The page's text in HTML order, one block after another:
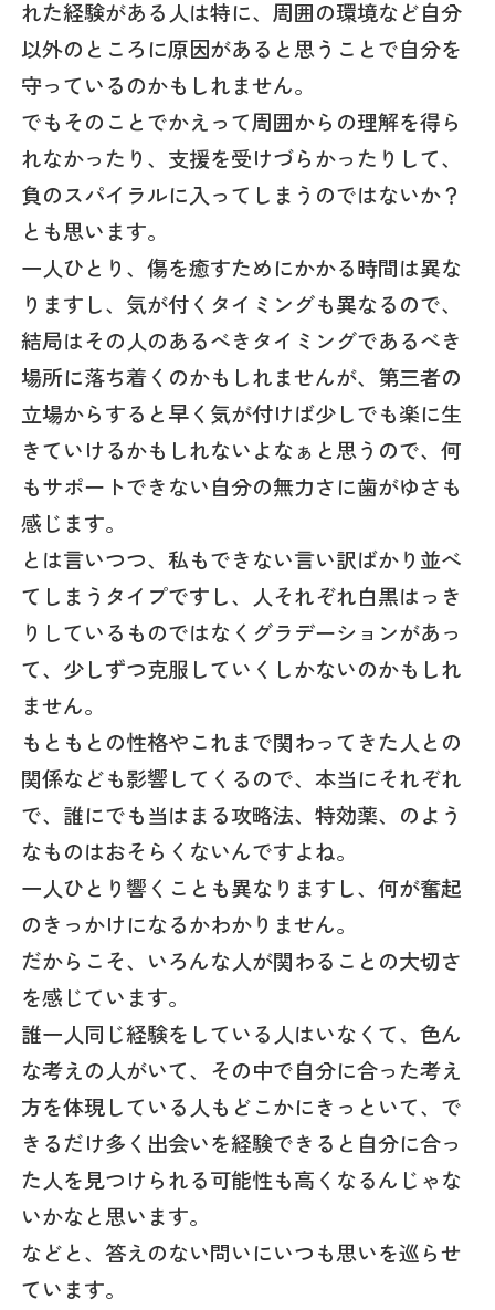
れた経験がある人は特に、周囲の環境など自分
以外のところに原因があると思うことで自分を
守っているのかもしれません。
でもそのことでかえって周囲からの理解を得ら
れなかったり、支援を受けづらかったりして、
負のスパイラルに入ってしまうのではないか？
とも思います。
一人ひとり、傷を癒すためにかかる時間は異な
りますし、気が付くタイミングも異なるので、
結局はその人のあるべきタイミングであるべき
場所に落ち着くのかもしれませんが、第三者の
立場からすると早く気が付けば少しでも楽に生
きていけるかもしれないよなぁと思うので、何
もサポートできない自分の無力さに歯がゆさも
感じます。
とは言いつつ、私もできない言い訳ばかり並べ
てしまうタイプですし、人それぞれ白黒はっき
りしているものではなくグラデーションがあっ
て、少しずつ克服していくしかないのかもしれ
ません。
もともとの性格やこれまで関わってきた人との
関係なども影響してくるので、本当にそれぞれ
で、誰にでも当はまる攻略法、特効薬、のよう
なものはおそらくないんですよね。
一人ひとり響くことも異なりますし、何が奮起
のきっかけになるかわかりません。
だからこそ、いろんな人が関わることの大切さ
を感じています。
誰一人同じ経験をしている人はいなくて、色ん
な考えの人がいて、その中で自分に合った考え
方を体現している人もどこかにきっといて、で
きるだけ多く出会いを経験できると自分に合っ
た人を見つけられる可能性も高くなるんじゃな
いかなと思います。
などと、答えのない問いにいつも思いを巡らせ
ています。